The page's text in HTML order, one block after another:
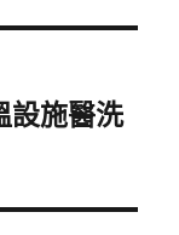
設施醫洗